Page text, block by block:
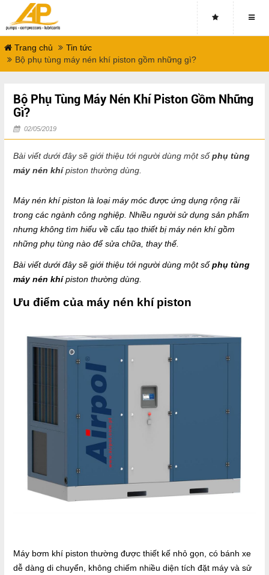
Trang chủ
Tin tức
Bộ phụ tùng máy nén khí piston gồm những gì?
Bộ Phụ Tùng Máy Nén Khí Piston Gồm Những
Gì?
02/05/2019
Bài viết dưới đây sẽ giới thiệu tới người dùng một sốphụ tùng
máy nén khípiston thường dùng.
Máy nén khí piston là loại máy móc được ứng dụng rộng rãi
trong các ngành công nghiệp. Nhiều người sử dụng sản phẩm
nhưng không tìm hiểu về cấu tạo thiết bị máy nén khí gồm
những phụ tùng nào để sửa chữa, thay thế.
Bài viết dưới đây sẽ giới thiệu tới người dùng một sốphụ tùng
máy nén khípiston thường dùng.
Ưu điểm của máy nén khí piston
Máy bơm khí piston thường được thiết kế nhỏ gọn, có bánh xe
dễ dàng di chuyển, không chiếm nhiều diện tích đặt máy và sử